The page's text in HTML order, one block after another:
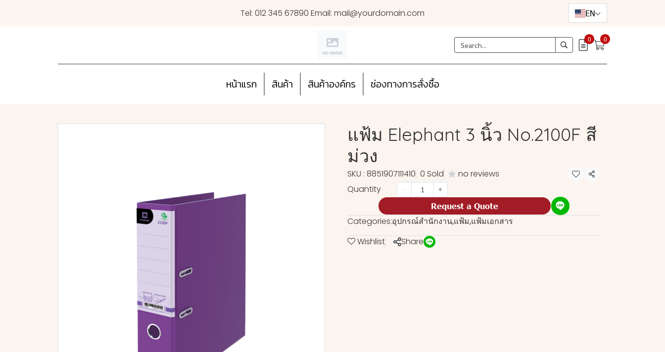
Tel: 012 345 67890 Email: mail@yourdomain.com EN
0 0
หน้าแรก สินค้า สินค้าองค์กร ช่องทางการสั่งซื้อ
แฟ้ม Elephant 3 นิ้ว No.2100F สี
ม่วง
SKU : 8851907111410 0 Sold no reviews Share
Quantity
Request a Quote
Categories:อุปกรณ์สำนักงาน,แฟ้ม,แฟ้มเอกสาร
Wishlist
Share